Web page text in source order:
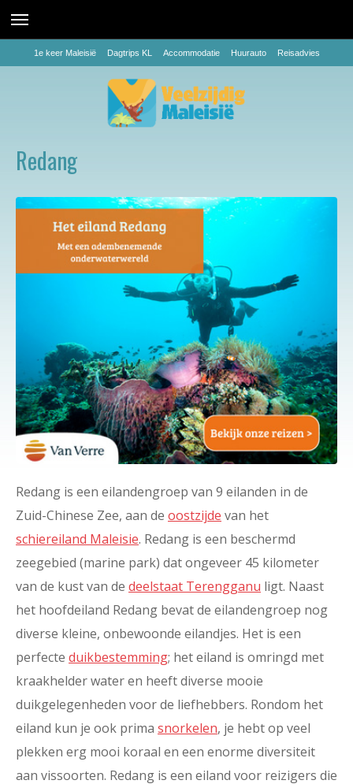
1e keer Maleisië Dagtrips KL Accommodatie Huurauto Reisadvies
Redang
Redang is een eilandengroep van 9 eilanden in de
Zuid-Chinese Zee, aan de oostzijde van het
schiereiland Maleisie. Redang is een beschermd
zeegebied (marine park) dat ongeveer 45 kilometer
van de kust van de deelstaat Terengganu ligt. Naast
het hoofdeiland Redang bevat de eilandengroep nog
diverse kleine, onbewoonde eilandjes. Het is een
perfecte duikbestemming; het eiland is omringd met
kraakhelder water en heeft diverse mooie
duikgelegenheden voor de liefhebbers. Rondom het
eiland kun je ook prima snorkelen, je hebt op veel
plekken erg mooi koraal en een enorme diversiteit
aan vissoorten. Redang is een eiland voor reizigers die